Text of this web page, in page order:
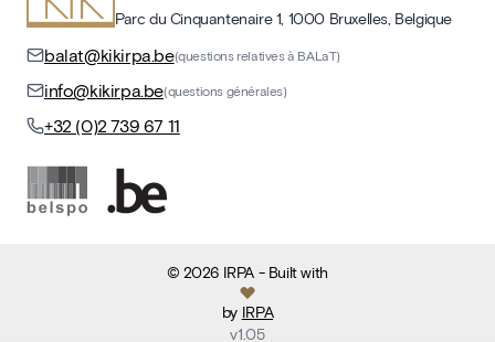
Parc du Cinquantenaire 1, 1000 Bruxelles, Belgique
balat@kikirpa.be(questions relatives à BALaT)
info@kikirpa.be(questions générales)
+32 (0)2 739 67 11
©2026 IRPA- Built with
by IRPA
v1.05